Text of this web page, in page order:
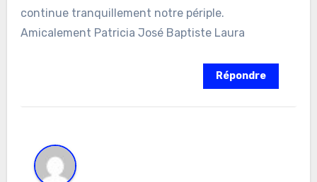
continue tranquillement notre périple.
Amicalement Patricia José Baptiste Laura
Répondre